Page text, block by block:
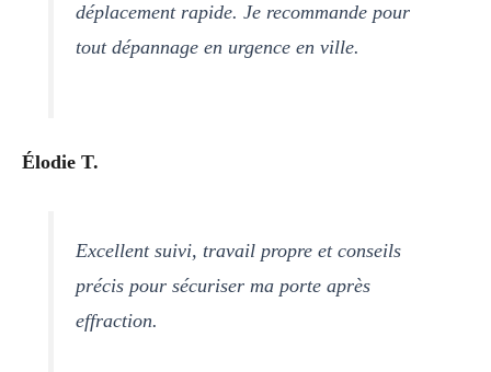
déplacement rapide. Je recommande pour
tout dépannage en urgence en ville.
Élodie T.
Excellent suivi, travail propre et conseils
précis pour sécuriser ma porte après
effraction.